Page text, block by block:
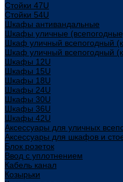
Стойки 47U
Стойки 54U
Шкафы антивандальные
Шкафы уличные
Шкаф уличный всепогодный
Шкаф уличный всепогодный
Шкафы 12U
Шкафы 15U
Шкафы 18U
Шкафы 24U
Шкафы 30U
Шкафы 36U
Шкафы 42U
Аксессуары для уличных
Аксессуары для шкафов и
Блок розеток
Ввод с уплотнением
Кабель канал
Козырьки